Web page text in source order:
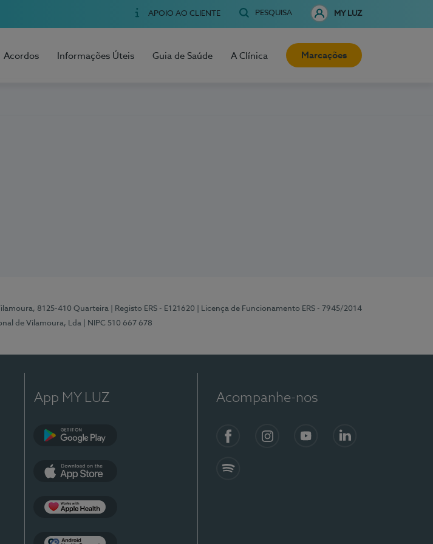
APOIO AO CLIENTE PESQUISA MY LUZ
Acordos Informações Úteis Guia de Saúde A Clínica Marcações
8125-410 Quarteira | Registo ERS - E121620
| Licença de Funcionamento ERS - 7945/2014
de Vilamoura, Lda
| NIPC 510 667 678
App MY LUZ Acompanhe-nos